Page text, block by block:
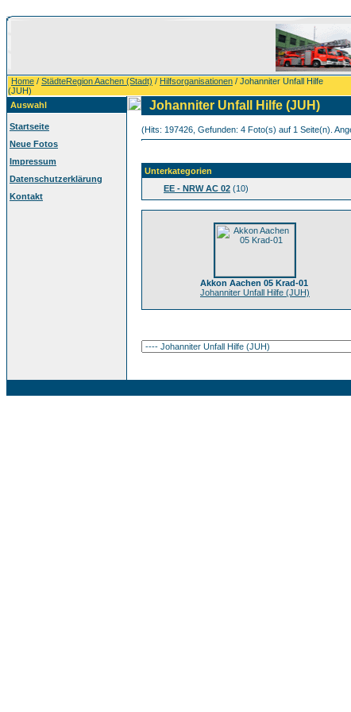
Home / StädteRegion Aachen (Stadt) / Hilfsorganisationen / Johanniter Unfall Hilfe
(JUH)
Auswahl
Startseite
Neue Fotos
Impressum
Datenschutzerklärung
Kontakt
Johanniter Unfall Hilfe (JUH)
(Hits: 197426, Gefunden: 4 Foto(s) auf 1 Seite(n).
Unterkategorien
EE - NRW AC 02 (10)
Akkon Aachen 05 Krad-01
Johanniter Unfall Hilfe (JUH)